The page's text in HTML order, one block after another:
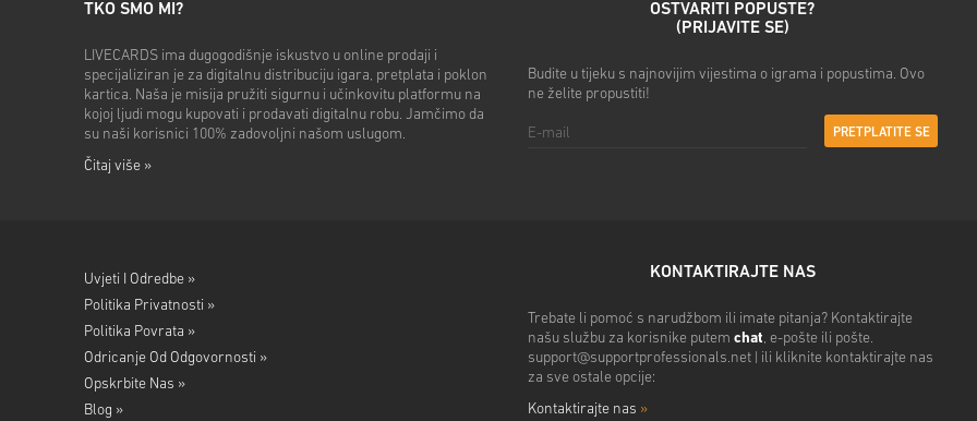
TKO SMO MI?
LIVECARDS ima dugogodišnje iskustvo u online prodaji i
specijaliziran je za digitalnu distribuciju igara, pretplata i poklon
kartica. Naša je misija pružiti sigurnu i učinkovitu platformu na
kojoj ljudi mogu kupovati i prodavati digitalnu robu. Jamčimo da
su naši korisnici 100% zadovoljni našom uslugom.
Čitaj više »
OSTVARITI POPUSTE?
(PRIJAVITE SE)
Budite u tijeku s najnovijim vijestima o igrama i popustima. Ovo
ne želite propustiti!
PRETPLATITE SE
Uvjeti I Odredbe »
Politika Privatnosti »
Politika Povrata »
Odricanje Od Odgovornosti »
Opskrbite Nas »
Blog »
KONTAKTIRAJTE NAS
Trebate li pomoć s narudžbom ili imate pitanja? Kontaktirajte
našu službu za korisnike putem chat, e-pošte ili pošte.
support@supportprofessionals.net| ili kliknite kontaktirajte nas
za sve ostale opcije:
Kontaktirajte nas »